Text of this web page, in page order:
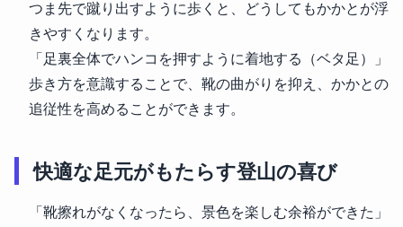
つま先で蹴り出すように歩くと、どうしてもかかとが浮
きやすくなります。
「足裏全体でハンコを押すように着地する（ベタ足）」
歩き方を意識することで、靴の曲がりを抑え、かかとの
追従性を高めることができます。
快適な足元がもたらす登山の喜び
「靴擦れがなくなったら、景色を楽しむ余裕ができた」